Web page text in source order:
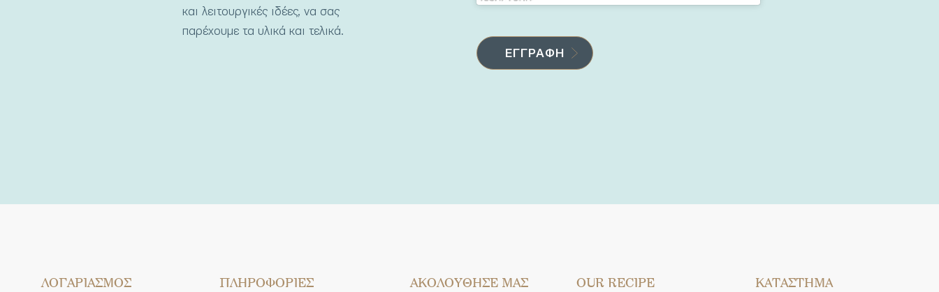
και λειτουργικές ιδέες, να σας
παρέχουμε τα υλικά και τελικά.
ΛΟΓΑΡΙΑΣΜΟΣ ΠΛΗΡΟΦΟΡΙΕΣ AΚΟΛΟΥΘΗΣΕ ΜΑΣ OUR RECIPE ΚΑΤΑΣΤΗΜΑ